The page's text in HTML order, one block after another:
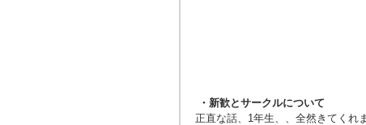
・新歓とサークルについて
正直な話、1年生、、全然きてくれ